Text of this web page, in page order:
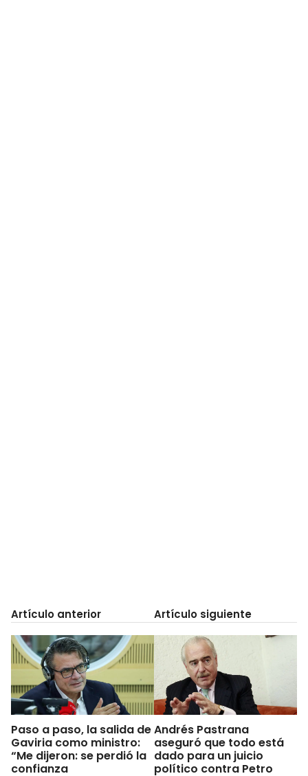
Artículo anterior
Paso a paso, la salida de
Gaviria como ministro:
“Me dijeron: se perdió la
confianza
Artículo siguiente
Andrés Pastrana
aseguró que todo está
dado para un juicio
político contra Petro